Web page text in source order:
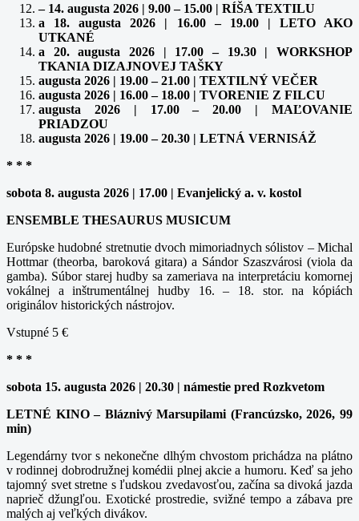
– 14. augusta 2026 | 9.00 – 15.00 | RÍŠA TEXTILU
a 18. augusta 2026 | 16.00 – 19.00 | LETO AKO
UTKANÉ
a 20. augusta 2026 | 17.00 – 19.30 | WORKSHOP
TKANIA DIZAJNOVEJ TAŠKY
augusta 2026 | 19.00 – 21.00 | TEXTILNÝ VEČER
augusta 2026 | 16.00 – 18.00 | TVORENIE Z FILCU
augusta 2026 | 17.00 – 20.00 | MAĽOVANIE
PRIADZOU
augusta 2026 | 19.00 – 20.30 | LETNÁ VERNISÁŽ
* * *
sobota 8. augusta 2026 | 17.00 | Evanjelický a. v. kostol
ENSEMBLE THESAURUS MUSICUM
Európske hudobné stretnutie dvoch mimoriadnych sólistov – Michal
Hottmar (theorba, baroková gitara) a Sándor Szaszvárosi (viola da
gamba). Súbor starej hudby sa zameriava na interpretáciu komornej
vokálnej a inštrumentálnej hudby 16. – 18. stor. na kópiách
originálov historických nástrojov.
Vstupné 5 €
* * *
sobota 15. augusta 2026 | 20.30 | námestie pred Rozkvetom
LETNÉ KINO – Bláznivý Marsupilami (Francúzsko, 2026, 99
min)
Legendárny tvor s nekonečne dlhým chvostom prichádza na plátno
v rodinnej dobrodružnej komédii plnej akcie a humoru. Keď sa jeho
tajomný svet stretne s ľudskou zvedavosťou, začína sa divoká jazda
naprieč džungľou. Exotické prostredie, svižné tempo a zábava pre
malých aj veľkých divákov.